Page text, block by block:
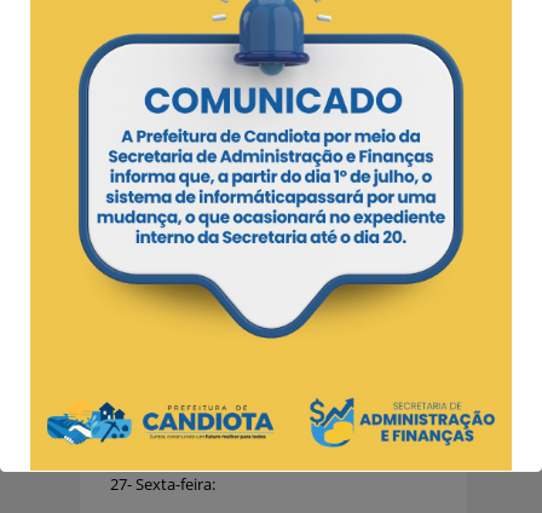
Esse ano a edição contará com 13
concorrentes candiotenses, frutos do
projeto Canto Moleque nas Escolas. O
Prefeito Adriano Castro dos Santos enfatiza
a importância do projeto. “Esse é um
resgate muito importante que a Secretaria
de Cultura junto à Secretaria de Educação e
o Gabinete da Primeira-dama estão
fazendo, ver nossos candiotenses subirem
ao palco nos traz um sentimento de imensa
alegria e de dever cumprido”, afirmou.
O Canto Moleque acontece nos dias
27, 28 e 29 de março no Ginásio Municipal
Dario Lassance e terá show nos três dias. O
posteriormente para crianças carentes.
Confira a programação:
27- Sexta-feira: